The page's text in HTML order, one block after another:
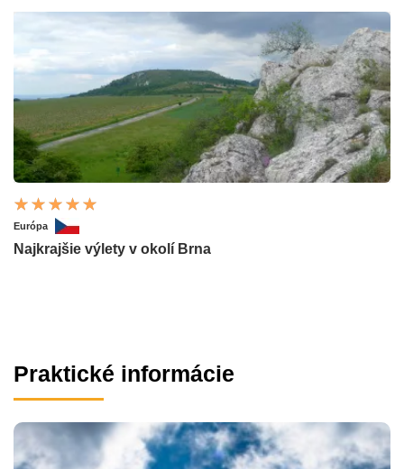
Európa
Najkrajšie výlety v okolí Brna
Praktické informácie